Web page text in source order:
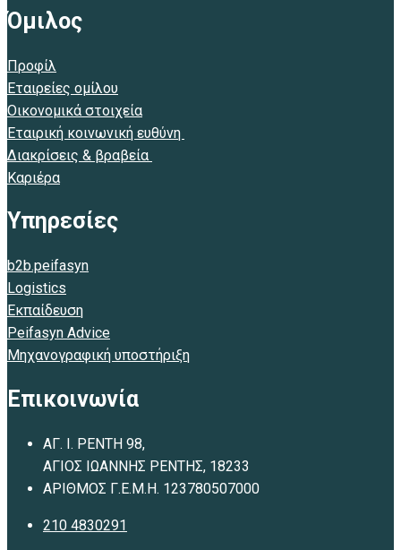
Όμιλος
Προφίλ
Εταιρείες ομίλου
Οικονομικά στοιχεία
Εταιρική κοινωνική ευθύνη
Διακρίσεις & βραβεία
Καριέρα
Υπηρεσίες
b2b.peifasyn
Logistics
Εκπαίδευση
Peifasyn Advice
Μηχανογραφική υποστήριξη
Επικοινωνία
ΑΓ. Ι. ΡΕΝΤΗ 98,
ΑΓΙΟΣ ΙΩΑΝΝΗΣ ΡΕΝΤΗΣ, 18233
ΑΡΙΘΜΟΣ Γ.Ε.Μ.Η. 123780507000
210 4830291